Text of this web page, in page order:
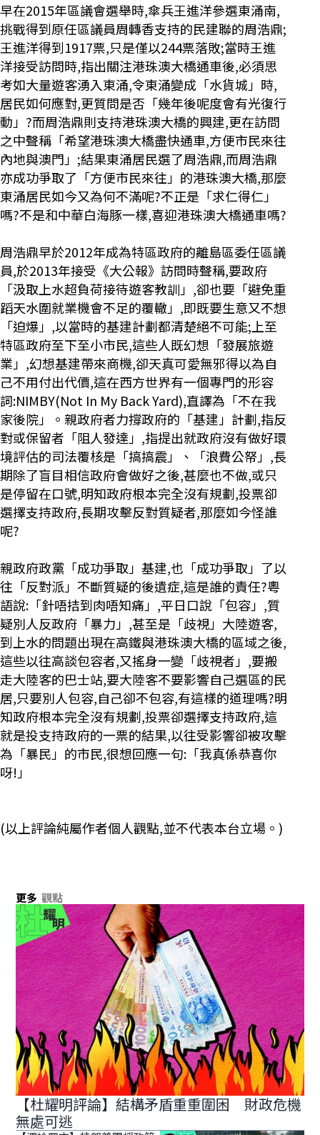
早在2015年區議會選舉時,傘兵王進洋參選東涌南,
挑戰得到原任區議員周轉香支持的民建聯的周浩鼎;
王進洋得到1917票,只是僅以244票落敗;當時王進
洋接受訪問時,指出關注港珠澳大橋通車後,必須思
考如大量遊客湧入東涌,令東涌變成「水貨城」時,
居民如何應對,更質問是否「幾年後呢度會有光復行
動」?而周浩鼎則支持港珠澳大橋的興建,更在訪問
之中聲稱「希望港珠澳大橋盡快通車,方便市民來往
內地與澳門」;結果東涌居民選了周浩鼎,而周浩鼎
亦成功爭取了「方便市民來往」的港珠澳大橋,那麼
東涌居民如今又為何不滿呢?不正是「求仁得仁」
嗎?不是和中華白海豚一樣,喜迎港珠澳大橋通車嗎?
周浩鼎早於2012年成為特區政府的離島區委任區議
員,於2013年接受《大公報》訪問時聲稱,要政府
「汲取上水超負荷接待遊客教訓」,卻也要「避免重
蹈天水圍就業機會不足的覆轍」,即既要生意又不想
「迫爆」,以當時的基建計劃都清楚絕不可能;上至
特區政府至下至小市民,這些人既幻想「發展旅遊
業」,幻想基建帶來商機,卻天真可愛無邪得以為自
己不用付出代價,這在西方世界有一個專門的形容
詞:NIMBY(Not In My Back Yard),直譯為「不在我
家後院」。親政府者力撐政府的「基建」計劃,指反
對或保留者「阻人發達」,指提出就政府沒有做好環
境評估的司法覆核是「搞搞震」、「浪費公帑」,長
期除了盲目相信政府會做好之後,甚麼也不做,或只
是停留在口號,明知政府根本完全沒有規劃,投票卻
選擇支持政府,長期攻擊反對質疑者,那麼如今怪誰
呢?
親政府政黨「成功爭取」基建,也「成功爭取」了以
往「反對派」不斷質疑的後遺症,這是誰的責任?粵
語說:「針唔拮到肉唔知痛」,平日口說「包容」,質
疑別人反政府「暴力」,甚至是「歧視」大陸遊客,
到上水的問題出現在高鐵與港珠澳大橋的區域之後,
這些以往高談包容者,又搖身一變「歧視者」,要搬
走大陸客的巴士站,要大陸客不要影響自己選區的民
居,只要別人包容,自己卻不包容,有這樣的道理嗎?明
知政府根本完全沒有規劃,投票卻選擇支持政府,這
就是投支持政府的一票的結果,以往受影響卻被攻擊
為「暴民」的市民,很想回應一句:「我真係恭喜你
呀!」
(以上評論純屬作者個人觀點,並不代表本台立場。)
更多 觀點
【杜耀明評論】結構矛盾重重圍困 財政危機
無處可逃